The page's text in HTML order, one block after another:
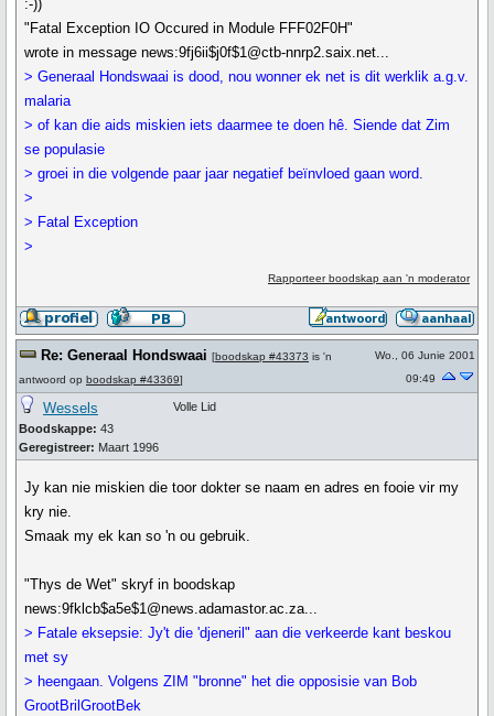
:-))
"Fatal Exception IO Occured in Module FFF02F0H"
wrote in message news:9fj6ii$j0f$1@ctb-nnrp2.saix.net...
> Generaal Hondswaai is dood, nou wonner ek net is dit werklik a.g.v.
malaria
> of kan die aids miskien iets daarmee te doen hê. Siende dat Zim
se populasie
> groei in die volgende paar jaar negatief beïnvloed gaan word.
>
> Fatal Exception
>
Rapporteer boodskap aan 'n moderator
Re: Generaal Hondswaai [boodskap #43373 is 'n
antwoord op boodskap #43369]
Wo., 06 Junie 2001
09:49
Wessels
Boodskappe: 43
Geregistreer: Maart 1996
Volle Lid
Jy kan nie miskien die toor dokter se naam en adres en fooie vir my
kry nie.
Smaak my ek kan so 'n ou gebruik.
"Thys de Wet" skryf in boodskap
news:9fklcb$a5e$1@news.adamastor.ac.za...
> Fatale eksepsie: Jy't die 'djeneril" aan die verkeerde kant beskou
met sy
> heengaan. Volgens ZIM "bronne" het die opposisie van Bob
GrootBrilGrootBek